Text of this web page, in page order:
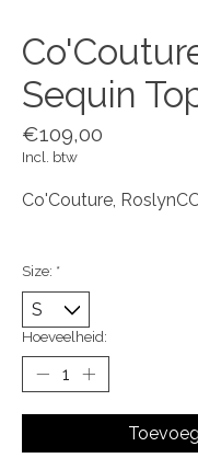
Sequin
€109,00
Incl. btw
Co'Couture,
Size: *
Hoeveelheid: